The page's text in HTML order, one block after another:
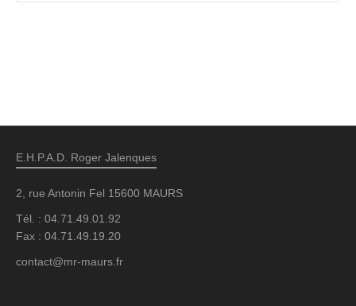
E.H.P.A.D. Roger Jalenques
2, rue Antonin Fel 15600 MAURS
Tél. : 04.71.49.01.92
Fax : 04.71.49.19.20
contact@mr-maurs.fr